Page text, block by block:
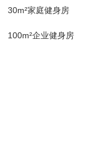
30m²家庭健身房
100m²企业健身房